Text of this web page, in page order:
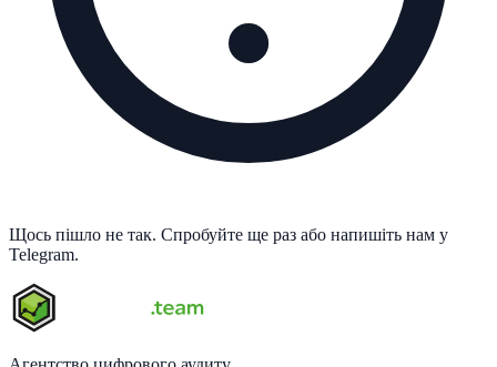
Щось пішло не так. Спробуйте ще раз або напишіть нам у
Telegram.